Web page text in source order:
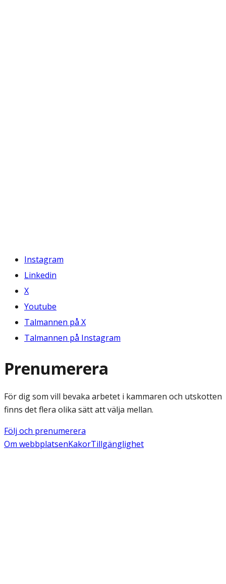
Instagram
Linkedin
X
Youtube
Talmannen på X
Talmannen på Instagram
Prenumerera
För dig som vill bevaka arbetet i kammaren och utskotten
finns det flera olika sätt att välja mellan.
Följ och prenumerera
Om webbplatsenKakorTillgänglighet